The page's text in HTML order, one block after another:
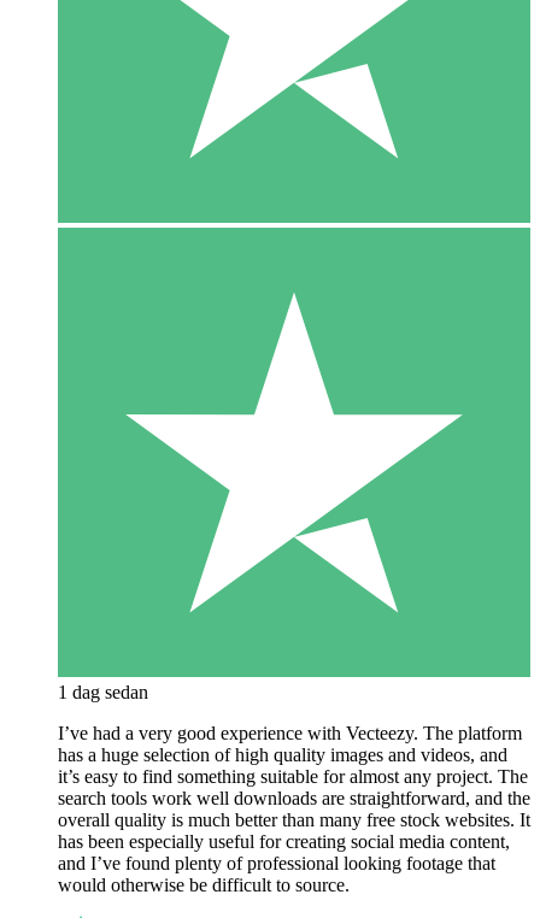
1 dag sedan
I’ve had a very good experience with Vecteezy. The platform
has a huge selection of high quality images and videos, and
it’s easy to find something suitable for almost any project. The
search tools work well downloads are straightforward, and the
overall quality is much better than many free stock websites. It
has been especially useful for creating social media content,
and I’ve found plenty of professional looking footage that
would otherwise be difficult to source.